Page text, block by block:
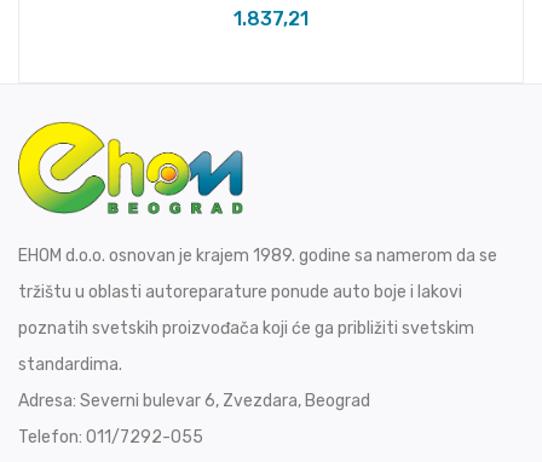
1.837,21
EHOM d.o.o. osnovan je krajem 1989. godine sa namerom da se
tržištu u oblasti autoreparature ponude auto boje i lakovi
poznatih svetskih proizvođača koji će ga približiti svetskim
standardima.
Adresa: Severni bulevar 6, Zvezdara, Beograd
Telefon: 011/7292-055